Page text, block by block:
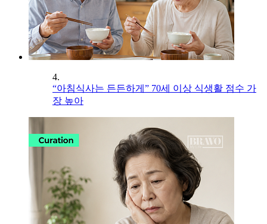
4.
“아침식사는 든든하게” 70세 이상 식생활 점수 가
장 높아